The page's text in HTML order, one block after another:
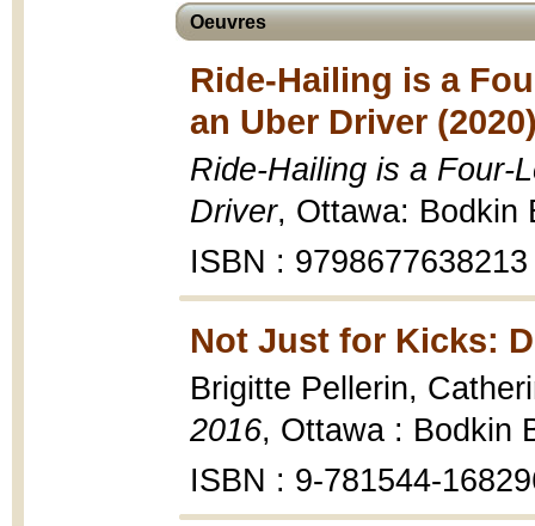
Oeuvres
Ride-Hailing is a
an Uber Driver
Ride-Hailing is a Four-
Driver, Ottawa: Bodkin
ISBN : 9798677638213
Not Just for Kicks:
Brigitte Pellerin,
2016, Ottawa : Bodkin
ISBN : 9-781544-